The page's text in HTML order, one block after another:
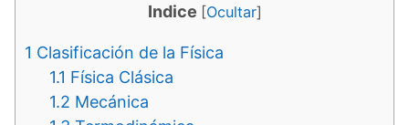
Indice [Ocultar]
1 Clasificación de la Física
1.1 Física Clásica
1.2 Mecánica